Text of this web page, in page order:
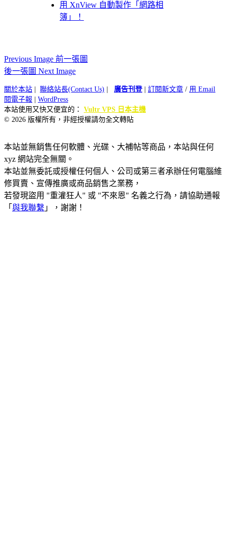
用 XnView 自動製作「網路相
簿」！
Previous Image 前一張圖
後一張圖 Next Image
關於本站 聯絡站長(Contact Us) 廣告刊登| 訂閱新文章 / 用 Email
閱電子報
WordPress
本站使用又快又便宜的： Vultr VPS 日本主機
© 2026 版權所有，非經授權請勿全文轉貼
本站並無銷售任何軟體、光碟、大補帖等商品，本站與任何
xyz 網站完全無關。
本站並無委託或授權任何個人、公司或第三者承辦任何電腦維
修買賣、宣傳推廣或商品銷售之業務，
若發現盜用 "重灌狂人" 或 "不來恩" 名義之行為，請協助通報
「 與我聯繫 」，謝謝！